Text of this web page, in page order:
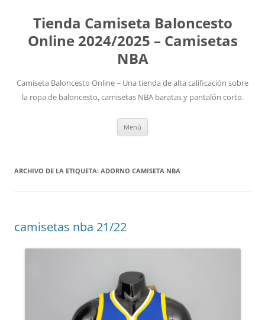
Tienda Camiseta Baloncesto
Online 2024/2025 – Camisetas
NBA
Camiseta Baloncesto Online – Una tienda de alta calificación sobre
la ropa de baloncesto, camisetas NBA baratas y pantalón corto.
Menú
ARCHIVO DE LA ETIQUETA: ADORNO CAMISETA NBA
camisetas nba 21/22